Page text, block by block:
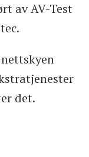
av AV-Test
det.